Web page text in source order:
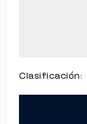
Clasificación: